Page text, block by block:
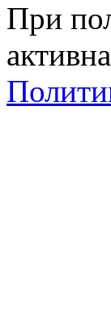
При